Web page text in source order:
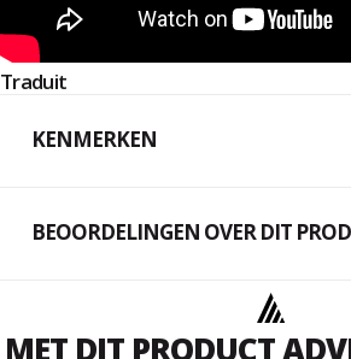
Traduit
KENMERKEN
BEOORDELINGEN OVER DIT
MET DIT PRODUCT